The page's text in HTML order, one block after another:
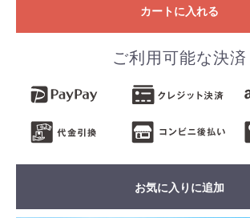
カートに入れる
ご利用可能な決済
お気に入りに追加